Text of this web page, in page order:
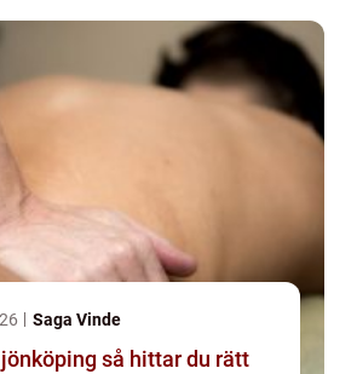
Saga Vinde
så hittar du rätt